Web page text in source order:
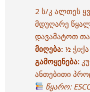
2 ს/კ ალთეს
მდუღარე
დავამატოთ
მიღება: ½
გამოყენება:
ანთებითი
წყარო: